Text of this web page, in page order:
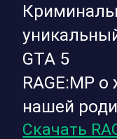
GTA 5
RAGE:MP
нашей
Скачать